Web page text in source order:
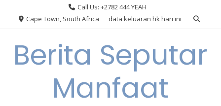
Call Us: +2782 444 YEAH
Cape Town, South Africa
data keluaran hk hari ini
Berita Seputar
Manfaat